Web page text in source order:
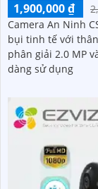
1,900,000 ₫
Camera An Ninh
bụi tinh tế với thân
phân giải 2.0 MP
dàng sử dụng